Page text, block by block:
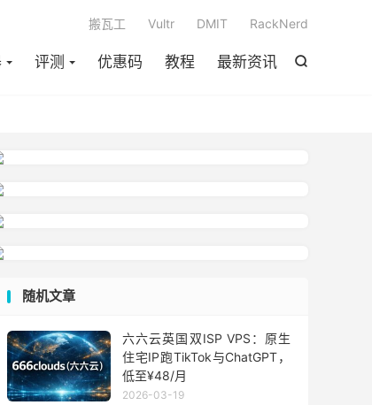

评测 优惠码 教程 最新资讯
搬瓦工 Vultr DMIT RackNerd
随机文章
六六云英国双ISP VPS：原生
住宅IP跑TikTok与ChatGPT，
低至¥48/月
2026-03-19